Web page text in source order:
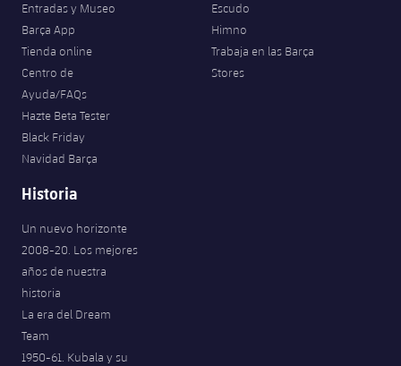
Entradas y Museo
Barça App
Tienda online
Centro de
Ayuda/FAQs
Hazte Beta Tester
Black Friday
Navidad Barça
Escudo
Himno
Trabaja en las Barça
Stores
Historia
Un nuevo horizonte
2008-20. Los mejores
años de nuestra
historia
La era del Dream
Team
1950-61. Kubala y su